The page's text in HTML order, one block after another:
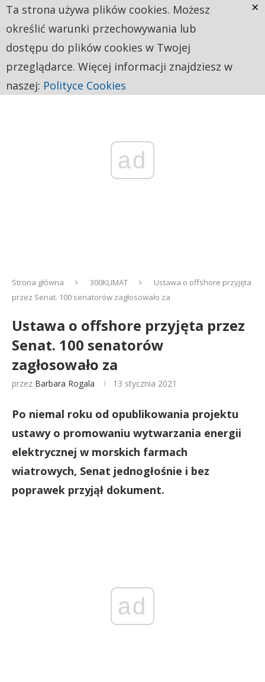
ad
Strona główna 300KLIMAT
Ustawa o offshore przyjęta
przez Senat. 100 senatorów zagłosowało za
Ustawa o offshore przyjęta przez
Senat. 100 senatorów
zagłosowało za
przez Barbara Rogala 13 stycznia 2021
Po niemal roku od opublikowania projektu
ustawy o promowaniu wytwarzania energii
elektrycznej w morskich farmach
wiatrowych, Senat jednogłośnie i bez
poprawek przyjął dokument.
ad
Ta strona używa plików cookies. Możesz
określić warunki przechowywania lub
dostępu do plików cookies w Twojej
przeglądarce. Więcej informacji znajdziesz w
naszej: Polityce Cookies
×